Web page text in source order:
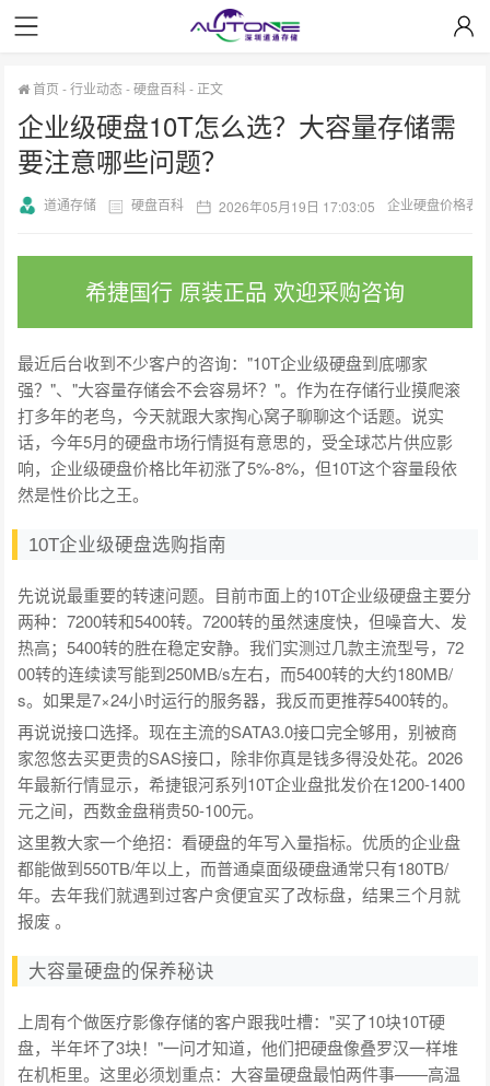
首页 -行业动态-硬盘百科- 正文
企业级硬盘10T怎么选？大容量存储需
要注意哪些问题？
道通存储 硬盘百科 2026年05月19日 17:03:05 企业硬盘价格表
希捷国行 原装正品 欢迎采购咨询
最近后台收到不少客户的咨询："10T企业级硬盘到底哪家
强？"、"大容量存储会不会容易坏？"。作为在存储行业摸爬滚
打多年的老鸟，今天就跟大家掏心窝子聊聊这个话题。说实
话，今年5月的硬盘市场行情挺有意思的，受全球芯片供应影
响，企业级硬盘价格比年初涨了5%-8%，但10T这个容量段依
然是性价比之王。
10T企业级硬盘选购指南
先说说最重要的转速问题。目前市面上的10T企业级硬盘主要分
两种：7200转和5400转。7200转的虽然速度快，但噪音大、发
热高；5400转的胜在稳定安静。我们实测过几款主流型号，72
00转的连续读写能到250MB/s左右，而5400转的大约180MB/
s。如果是7×24小时运行的服务器，我反而更推荐5400转的。
再说说接口选择。现在主流的SATA3.0接口完全够用，别被商
家忽悠去买更贵的SAS接口，除非你真是钱多得没处花。2026
年最新行情显示，希捷银河系列10T企业盘批发价在1200-1400
元之间，西数金盘稍贵50-100元。
这里教大家一个绝招：看硬盘的年写入量指标。优质的企业盘
都能做到550TB/年以上，而普通桌面级硬盘通常只有180TB/
年。去年我们就遇到过客户贪便宜买了改标盘，结果三个月就
报废 。
大容量硬盘的保养秘诀
上周有个做医疗影像存储的客户跟我吐槽："买了10块10T硬
盘，半年坏了3块！"一问才知道，他们把硬盘像叠罗汉一样堆
在机柜里。这里必须划重点：大容量硬盘最怕两件事——高温